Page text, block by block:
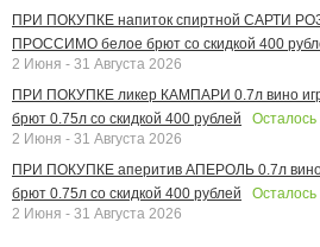
ПРИ ПОКУПКЕ напиток спиртной САРТИ
ПРОССИМО белое брют со скидкой 400
2 Июня - 31 Августа 2026
ПРИ ПОКУПКЕ ликер КАМПАРИ 0.7л вино
брют 0.75л со скидкой 400 рублей
Осталось
2 Июня - 31 Августа 2026
ПРИ ПОКУПКЕ аперитив АПЕРОЛЬ 0.7л
брют 0.75л со скидкой 400 рублей
Осталось
2 Июня - 31 Августа 2026